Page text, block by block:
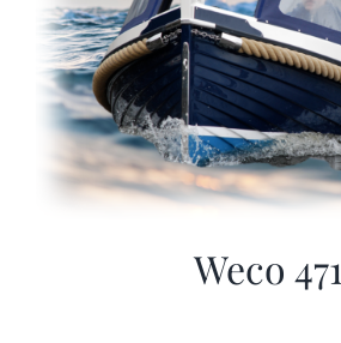
Weco 471